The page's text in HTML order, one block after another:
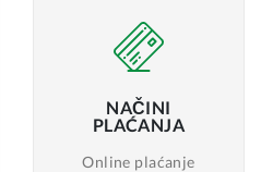
NAČINI
PLAĆANJA
Online plaćanje